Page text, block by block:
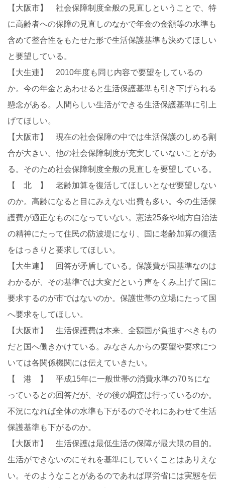
【大阪市】 社会保障制度全般の見直しということで、特
に高齢者への保障の見直しのなかで年金の金額等の水準も
含めて整合性をもたせた形で生活保護基準も決めてほしい
と要望している。
【大生連】 2010年度も同じ内容で要望をしているの
か。今の年金とあわせると生活保護基準も引き下げられる
懸念がある。人間らしい生活ができる生活保護基準に引上
げてほしい。
【大阪市】 現在の社会保障の中では生活保護のしめる割
合が大きい。他の社会保障制度が充実していないことがあ
る。そのため社会保障制度全般の見直しを要望している。
【 北 】 老齢加算を復活してほしいとなぜ要望しない
のか。高齢になると目にみえない出費も多い。今の生活保
護費が適正なものになっていない。憲法25条や地方自治法
の精神にたって住民の防波堤になり、国に老齢加算の復活
をはっきりと要求してほしい。
【大生連】 回答が矛盾している。保護費が国基準なのは
わかるが、その基準では大変だという声をくみ上げて国に
要求するのが市ではないのか。保護世帯の立場にたって国
へ要求をしてほしい。
【大阪市】 生活保護費は本来、全額国が負担すべきもの
だと国へ働きかけている。みなさんからの要望や要求につ
いては各関係機関には伝えていきたい。
【 港 】 平成15年に一般世帯の消費水準の70％にな
っているとの回答だが、その後の調査は行っているのか。
不況になれば全体の水準も下がるのでそれにあわせて生活
保護基準も下がるのか。
【大阪市】 生活保護は最低生活の保障が最大限の目的。
生活ができないのにそれを基準にしていくことはありえな
い。そのようなことがあるのであれば厚労省には実態を伝